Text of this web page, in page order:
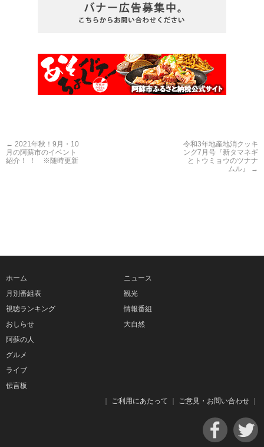
← 2021年秋！9月・10
月の阿蘇市のイベント
紹介！ ！ ※随時更新
令和3年地産地消クッキ
ング7月号『新タマネギ
とトウミョウのツナナ
ムル』
→
ホーム
月別番組表
視聴ランキング
おしらせ
ニュース
観光
情報番組
大自然
阿蘇の人
グルメ
ライブ
伝言板
ご利用にあたって ご意見・お問い合わせ